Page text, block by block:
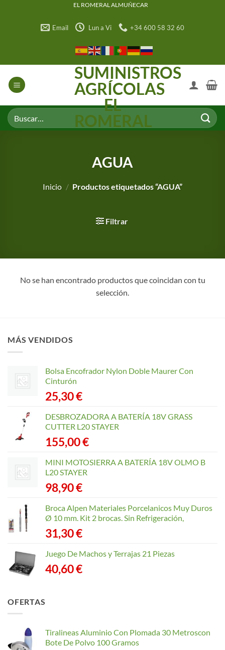
EL ROMERAL ALMUÑECAR
Email Lun a Vi +34 600 58 32 60
SUMINISTROS
AGRÍCOLAS
EL
ROMERAL
Buscar
por:
AGUA
Inicio / Productos etiquetados “AGUA”
Filtrar
No se han encontrado productos que coincidan con tu
selección.
MÁS VENDIDOS
Bolsa Encofrador Nylon Doble Maurer Con
Cinturón
25,30€
DESBROZADORA A BATERÍA 18V GRASS
CUTTER L20 STAYER
155,00€
MINI MOTOSIERRA A BATERÍA 18V OLMO B
L20 STAYER
98,90€
Broca Alpen Materiales Porcelanicos Muy Duros
Ø 10 mm. Kit 2 brocas. Sin Refrigeración,
31,30€
Juego De Machos y Terrajas 21 Piezas
40,60€
OFERTAS
Tiralineas Aluminio Con Plomada 30 Metroscon
Bote De Polvo 100 Gramos